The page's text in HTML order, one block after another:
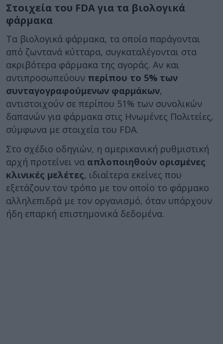
Στοιχεία του FDA για τα βιολογικά
φάρμακα
Τα βιολογικά φάρμακα, τα οποία παράγονται
από ζωντανά κύτταρα, συγκαταλέγονται στα
ακριβότερα φάρμακα της αγοράς. Αν και
αντιπροσωπεύουν περίπου το 5% των
συνταγογραφούμενων φαρμάκων,
αντιστοιχούν σε περίπου 51% των συνολικών
δαπανών για φάρμακα στις Ηνωμένες Πολιτείες,
σύμφωνα με στοιχεία του FDA.
Στο σχέδιο οδηγιών, η αμερικανική ρυθμιστική
αρχή προτείνει να απλοποιηθούν ορισμένες
κλινικές μελέτες, ιδιαίτερα εκείνες που
εξετάζουν τον τρόπο με τον οποίο το φάρμακο
αλληλεπιδρά με τον οργανισμό, όταν υπάρχουν
ήδη επαρκή επιστημονικά δεδομένα.